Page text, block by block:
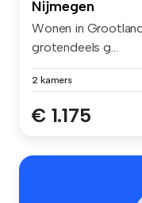
Nijmegen
Wonen in
grotendeels g...
2 kamers
€ 1.175